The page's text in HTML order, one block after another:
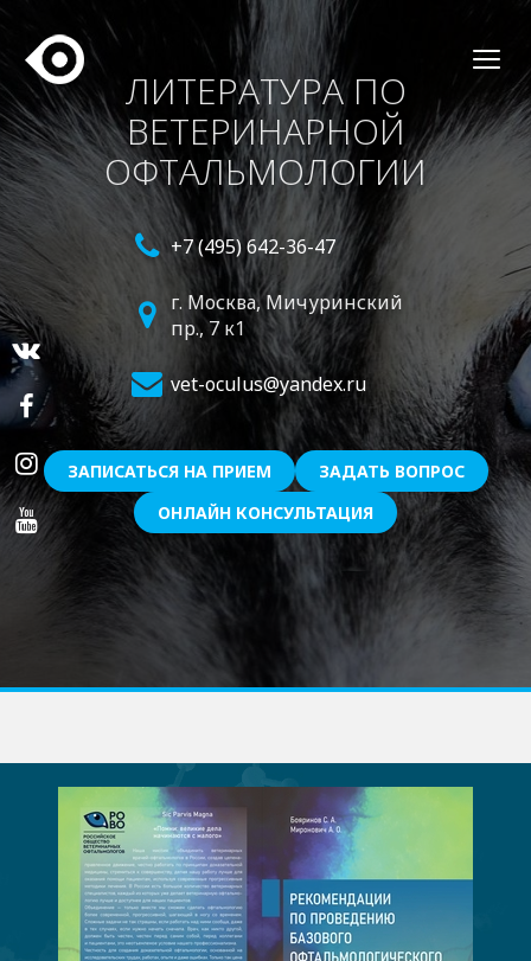
ЛИТЕРАТУРА ПО
ВЕТЕРИНАРНОЙ
ОФТАЛЬМОЛОГИИ
+7 (495) 642-36-47
г. Москва,Мичуринский
пр., 7 к1
vet-oculus@yandex.ru
ЗАПИСАТЬСЯ НА ПРИЕМ
ЗАДАТЬ ВОПРОС
ОНЛАЙН КОНСУЛЬТАЦИЯ